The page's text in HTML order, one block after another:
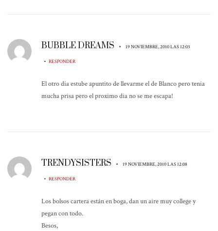
BUBBLE DREAMS • 19 NOVIEMBRE, 2010 LAS 12:03
• RESPONDER
El otro dia estube apuntito de llevarme el de Blanco pero tenia
mucha prisa pero el proximo dia no se me escapa!
TRENDYSISTERS • 19 NOVIEMBRE, 2010 LAS 12:08
• RESPONDER
Los bolsos cartera están en boga, dan un aire muy college y
pegan con todo.
Besos,